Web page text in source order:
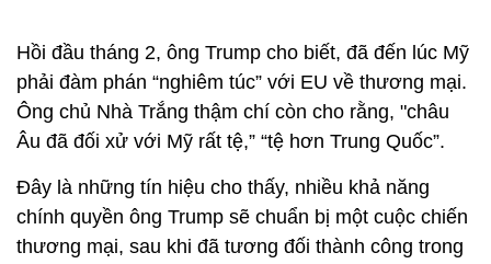
Hồi đầu tháng 2, ông Trump cho biết, đã đến lúc Mỹ
phải đàm phán “nghiêm túc” với EU về thương mại.
Ông chủ Nhà Trắng thậm chí còn cho rằng, "châu
Âu đã đối xử với Mỹ rất tệ,” “tệ hơn Trung Quốc”.
Đây là những tín hiệu cho thấy, nhiều khả năng
chính quyền ông Trump sẽ chuẩn bị một cuộc chiến
thương mại, sau khi đã tương đối thành công trong